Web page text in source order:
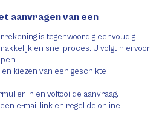
aanvragen van een
is tegenwoordig eenvoudig
en snel proces. U volgt hiervoor
kiezen van een geschikte
in en voltooi de aanvraag.
e-mail link en regel de online